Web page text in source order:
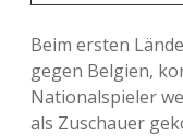
Beim ersten
gegen Belgien,
Nationalspieler
als Zuschauer